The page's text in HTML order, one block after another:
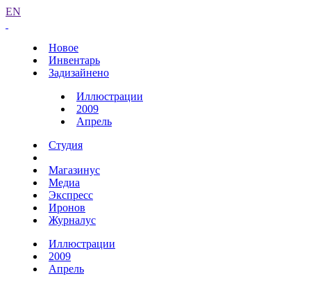
EN
Новое
Инвентарь
Задизайнено
Иллюстрации
2009
Апрель
Студия
Магазинус
Медиа
Экспресс
Иронов
Журналус
Иллюстрации
2009
Апрель